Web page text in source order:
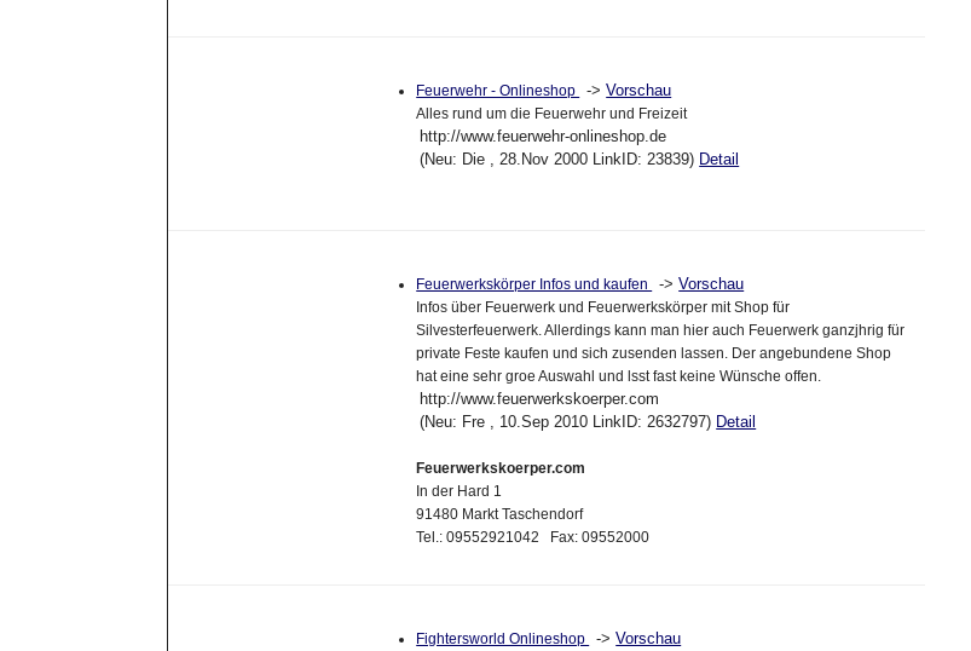
Feuerwehr - Onlineshop ->Vorschau
Alles rund um die Feuerwehr und Freizeit
http://www.feuerwehr-onlineshop.de
(Neu: Die , 28.Nov 2000 LinkID: 23839) Detail
Feuerwerkskörper Infos und kaufen ->Vorschau
Infos über Feuerwerk und Feuerwerkskörper mit Shop für
Silvesterfeuerwerk. Allerdings kann man hier auch Feuerwerk ganzjhrig für
private Feste kaufen und sich zusenden lassen. Der angebundene Shop
hat eine sehr groe Auswahl und lsst fast keine Wünsche offen.
http://www.feuerwerkskoerper.com
(Neu: Fre , 10.Sep 2010 LinkID: 2632797) Detail
Feuerwerkskoerper.com
In der Hard 1
91480 Markt Taschendorf
Tel.: 09552921042 Fax: 09552000
Fightersworld Onlineshop ->Vorschau